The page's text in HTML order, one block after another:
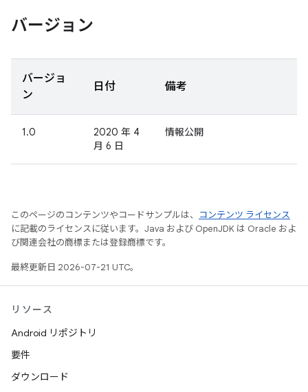
バージョン
バージョ
ン
日付 備考
1.0
2020 年 4
月 6 日
情報公開
このページのコンテンツやコードサンプルは、
コンテンツ ライセンス
に記載のライセンスに従います。Java および OpenJDK は Oracle およ
び関連会社の商標または登録商標です。
最終更新日 2026-07-21 UTC。
リソース
Android リポジトリ
要件
ダウンロード